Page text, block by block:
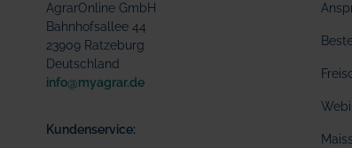
AgrarOnline GmbH
Bahnhofsallee 44
23909 Ratzeburg
Deutschland
info@myagrar.de
Kundenservice: